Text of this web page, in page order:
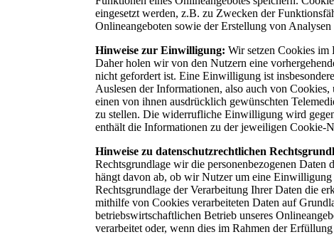
eingesetzt werden, z.B. zu Zwecken der
Onlineangeboten sowie der Erstellung von Analysen
Hinweise zur Einwilligung:Wir setzen Cookies im
Daher holen wir von den Nutzern eine
nicht gefordert ist. Eine Einwilligung ist
Auslesen der Informationen, also auch von
einen von ihnen ausdrücklich gewünschten
zu stellen. Die widerrufliche Einwilligung wird
enthält die Informationen zu der jeweiligen Cookie-
Hinweise zu datenschutzrechtlichen
Rechtsgrundlage wir die personenbezogenen
hängt davon ab, ob wir Nutzer um eine
Rechtsgrundlage der Verarbeitung Ihrer Daten die
mithilfe von Cookies verarbeiteten Daten auf
betriebswirtschaftlichen Betrieb unseres
verarbeitet oder, wenn dies im Rahmen der